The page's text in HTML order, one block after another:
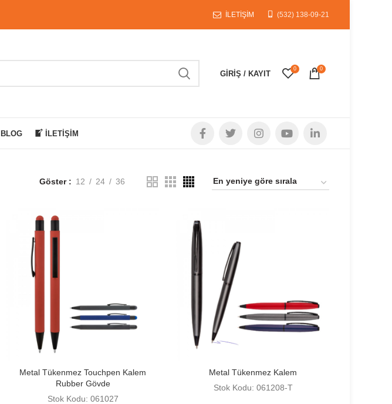
İLETİŞİM (532) 138-09-21
GIRIŞ / KAYIT
0 0
BLOG İLETIŞIM
Göster 12 24 36
Metal Tükenmez Touchpen Kalem
Rubber Gövde
Stok Kodu: 061027
Metal Tükenmez Kalem
Stok Kodu: 061208-T